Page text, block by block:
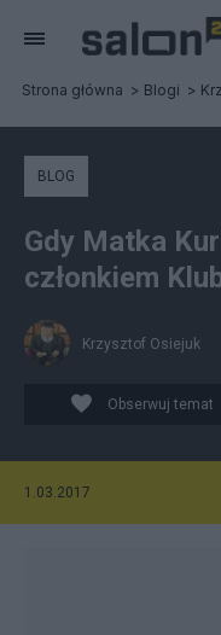
Strona główna Blogi
BLOG
Gdy Matka
członkiem
Krzysztof Osiejuk
Obserwuj temat
1.03.2017